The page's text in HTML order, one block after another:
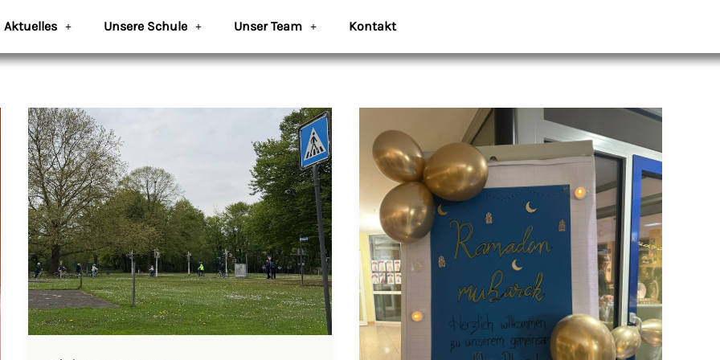
Aktuelles Unsere Schule Unser Team Kontakt
Sicher
unterwegs!
der
Vielfalt